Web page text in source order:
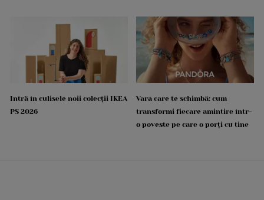
Intră în culisele noii colecții IKEA
PS 2026
Vara care te schimbă: cum
transformi fiecare amintire într-
o poveste pe care o porți cu tine